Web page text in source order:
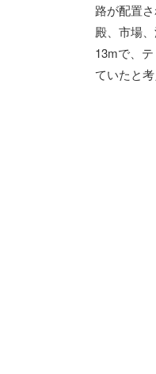
路が配置
殿、市場
13mで、
ていたと考